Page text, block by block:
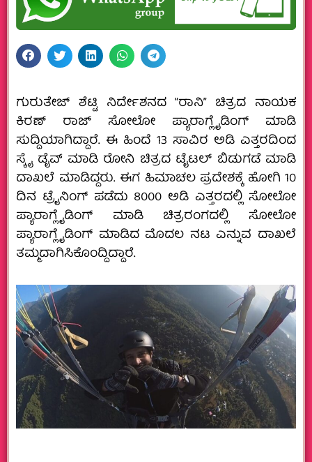
ಗುರುತೇಜ್ ಶೆಟ್ಟಿ ನಿರ್ದೇಶನದ “ರಾನಿ” ಚಿತ್ರದ ನಾಯಕ
ಕಿರಣ್ ರಾಜ್ ಸೋಲೋ ಪ್ಯಾರಾಗ್ಲೈಡಿಂಗ್ ಮಾಡಿ
ಸುದ್ದಿಯಾಗಿದ್ದಾರೆ. ಈ ಹಿಂದೆ 13 ಸಾವಿರ ಅಡಿ ಎತ್ತರದಿಂದ
ಸ್ಕೈ ಡೈವ್ ಮಾಡಿ ರೋನಿ ಚಿತ್ರದ ಟೈಟಲ್ ಬಿಡುಗಡೆ ಮಾಡಿ
ದಾಖಲೆ ಮಾಡಿದ್ದರು. ಈಗ ಹಿಮಾಚಲ ಪ್ರದೇಶಕ್ಕೆ ಹೋಗಿ 10
ದಿನ ಟ್ರೈನಿಂಗ್ ಪಡೆದು 8000 ಅಡಿ ಎತ್ತರದಲ್ಲಿ ಸೋಲೋ
ಪ್ಯಾರಾಗ್ಲೈಡಿಂಗ್ ಮಾಡಿ ಚಿತ್ರರಂಗದಲ್ಲಿ ಸೋಲೋ
ಪ್ಯಾರಾಗ್ಲೈಡಿಂಗ್ ಮಾಡಿದ ಮೊದಲ ನಟ ಎನ್ನುವ ದಾಖಲೆ
ತಮ್ಮದಾಗಿಸಿಕೊಂದ್ದಿದ್ದಾರೆ.